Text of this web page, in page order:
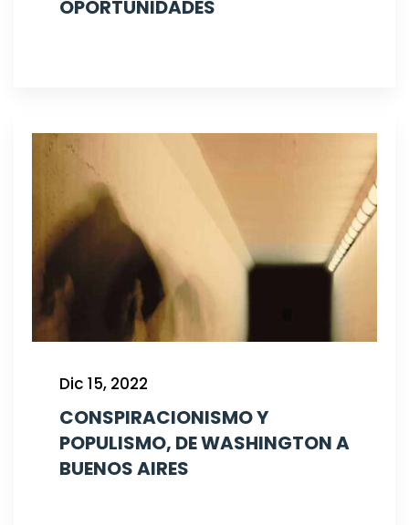
OPORTUNIDADES
Dic 15, 2022
CONSPIRACIONISMO Y
POPULISMO, DE WASHINGTON A
BUENOS AIRES